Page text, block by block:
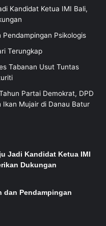
Kandidat Ketua IMI Bali,
Psikologis
Terungkap
Tabanan Usut Tuntas
Partai Demokrat, DPD
Mujair di Danau Batur
Jadi Kandidat Ketua IMI
Dukungan
dan Pendampingan